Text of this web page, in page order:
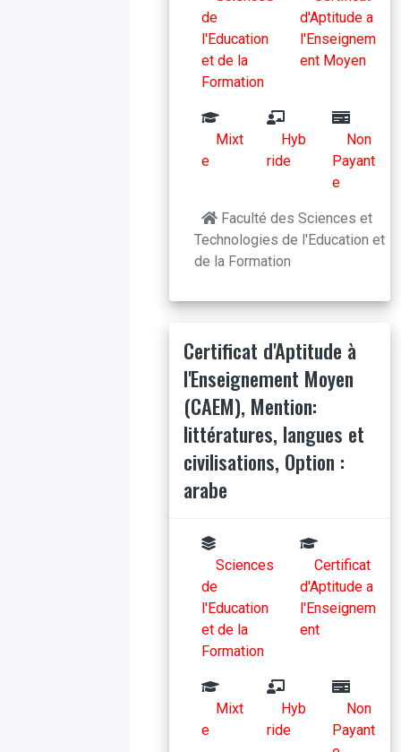
de
l'Education
et de la
Formation
d'Aptitude a
l'Enseignem
ent Moyen
Mixt
e
Hyb
ride
Non
Payant
e
Faculté des Sciences et
Technologies de l'Education et
de la Formation
Certificat d'Aptitude à
l'Enseignement Moyen
(CAEM), Mention:
littératures, langues et
civilisations, Option :
arabe
Sciences
de
l'Education
et de la
Formation
Certificat
d'Aptitude a
l'Enseignem
ent
Mixt
e
Hyb
ride
Non
Payant